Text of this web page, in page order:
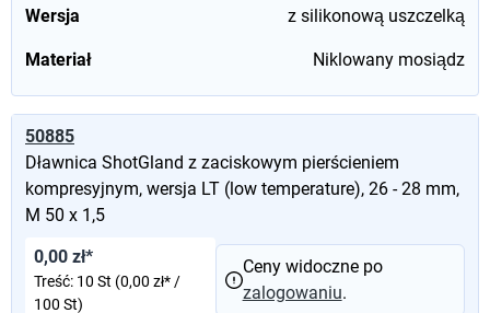
Wersja z silikonową uszczelką
Materiał Niklowany mosiądz
50885
Dławnica ShotGland z zaciskowym pierścieniem
kompresyjnym, wersja LT (low temperature), 26 - 28 mm,
M 50 x 1,5
0,00 zł*
Treść: 10 St (0,00 zł* /
100 St)
Ceny widoczne po
zalogowaniu.